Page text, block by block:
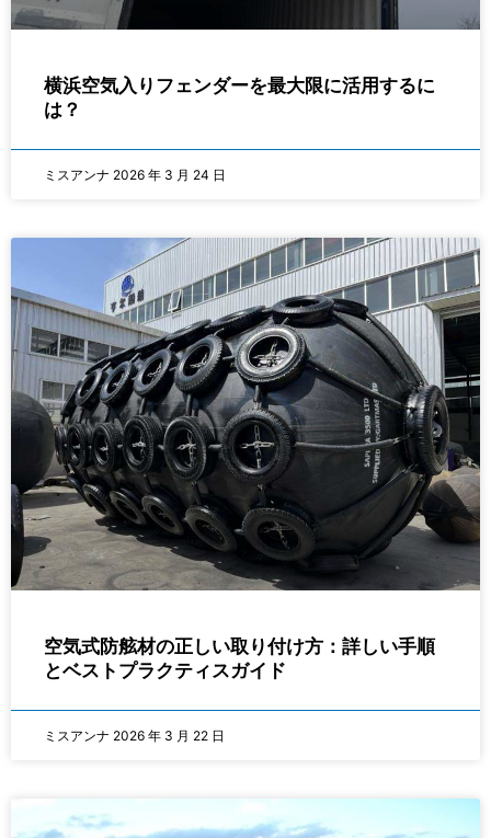
横浜空気入りフェンダーを最大限に活用するに
は？
ミスアンナ 2026 年 3 月 24 日
空気式防舷材の正しい取り付け方：詳しい手順
とベストプラクティスガイド
ミスアンナ 2026 年 3 月 22 日